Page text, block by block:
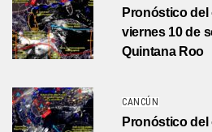
Pronóstico
viernes 10 de
Quintana Roo
CANCÚN
Pronóstico